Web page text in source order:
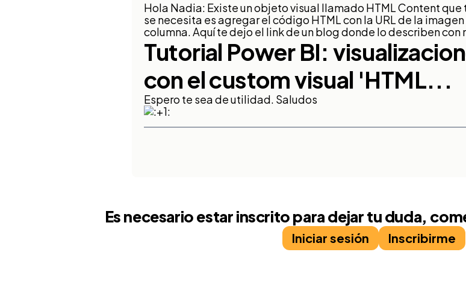
Hola Nadia: Existe un objeto visual llamado HTML Content
se necesita es agregar el código HTML con la URL de la
columna. Aquí te dejo el link de un blog donde lo describen
Tutorial Power BI:
con el custom visual 'HTML...
Espero te sea de utilidad. Saludos
Es necesario estar inscrito para dejar tu duda,
Iniciar sesión Inscribirme